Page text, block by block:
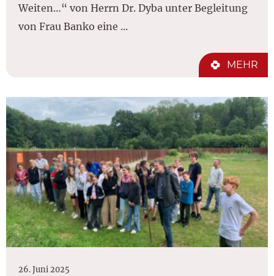
Weiten…“ von Herrn Dr. Dyba unter Begleitung
von Frau Banko eine ...
MEHR
26. Juni 2025